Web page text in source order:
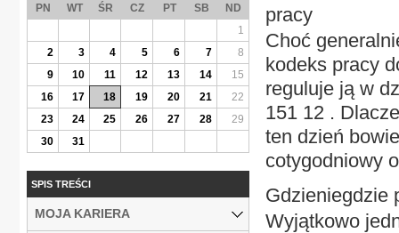
pracy
Choć
kodeks pracy
reguluje ją w
151 12 .
ten dzień
cotygodniowy
Gdzieniegdzie
Wyjątkowo
PN WT ŚR CZ PT SB
ND
1
2
3 4 5 6 7
8
9
10 11 12 13 14
15
16
17 18 19 20 21
22
23
24 25 26 27 28
29
30
31
SPIS TREŚCI
MOJA KARIERA